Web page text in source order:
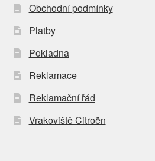
Obchodní podmínky
Platby
Pokladna
Reklamace
Reklamační řád
Vrakoviště Citroën